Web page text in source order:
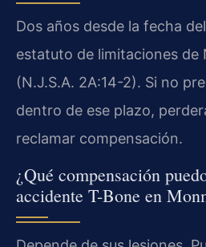
Dos años desde la fecha
estatuto de limitaciones de
(N.J.S.A. 2A:14-2). Si no
dentro de ese plazo,
reclamar compensación.
¿Qué compensación
accidente T-Bone en